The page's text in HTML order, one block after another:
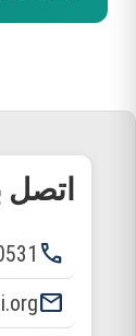
اتصل
phone
679 10 14
email